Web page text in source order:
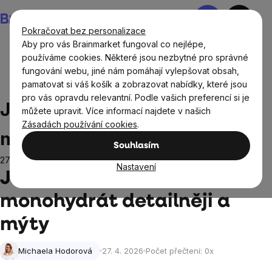
Pokračovat bez personalizace
Aby pro vás Brainmarket fungoval co nejlépe,
používáme cookies. Některé jsou nezbytné pro správné
fungování webu, jiné nám pomáhají vylepšovat obsah,
pamatovat si váš košík a zobrazovat nabídky, které jsou
pro vás opravdu relevantní. Podle vašich preferencí si je
můžete upravit. Více informací najdete v našich
Zásadách používání cookies.
Souhlasím
Nastavení
na
obsah
Nákupní
Blog Sportovní výživa
Jak vybrat kreatin: Druhy,
monohydrát detailněji a mýty
Jak vybrat kreatin: Druhy,
monohydrát detailněji a mýty
27.4.2026
Jak vybrat kreatin: Druhy,
monohydrát detailněji a
mýty
Michaela Hodorová 27. 4. 2026 Počet přečtení: 0x